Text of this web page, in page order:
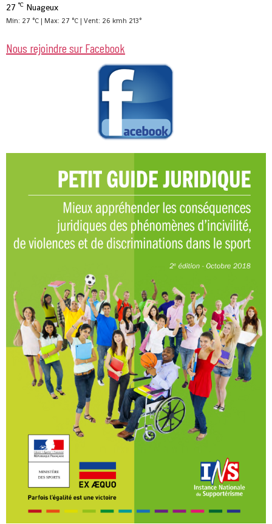
27 °C Nuageux
Min: 27 °C | Max: 27 °C | Vent: 26 kmh 213°
Nous rejoindre sur Facebook